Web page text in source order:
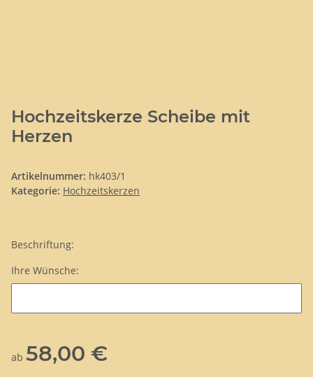
Hochzeitskerze Scheibe mit
Herzen
Artikelnummer: hk403/1
Kategorie: Hochzeitskerzen
Beschriftung:
Ihre Wünsche:
ab 58,00 €